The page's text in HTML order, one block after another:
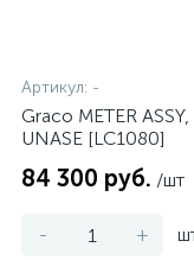
Артикул: -
Graco METER
UNASE [LC1080]
84 300 руб. /шт
- +